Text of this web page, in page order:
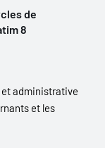
de
8
administrative
et les